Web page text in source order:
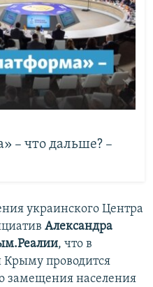
– что дальше? –
украинского Центра
Александра
, что в
Крыму проводится
замещения населения